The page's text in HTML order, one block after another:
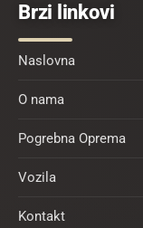
Brzi linkovi
Naslovna
O nama
Pogrebna Oprema
Vozila
Kontakt